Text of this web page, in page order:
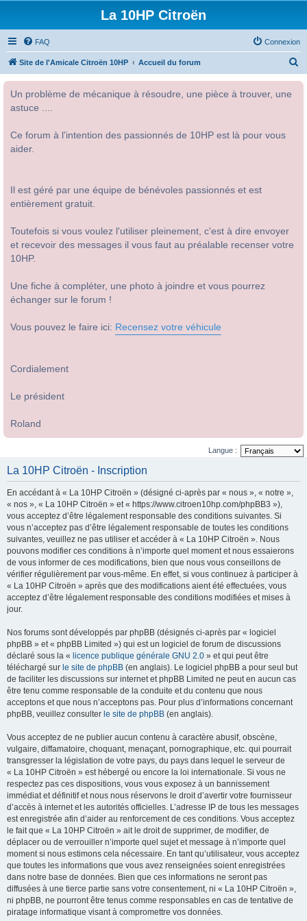
La 10HP Citroën
FAQ Connexion
Site de l'Amicale Citroën 10HP Accueil du forum
Un problème de mécanique à résoudre, une pièce à trouver, une
astuce ....
Ce forum à l'intention des passionnés de 10HP est là pour vous
aider.
Il est géré par une équipe de bénévoles passionnés et est
entièrement gratuit.
Toutefois si vous voulez l'utiliser pleinement, c'est à dire envoyer
et recevoir des messages il vous faut au préalable recenser votre
10HP.
Une fiche à compléter, une photo à joindre et vous pourrez
échanger sur le forum !
Vous pouvez le faire ici: Recensez votre véhicule
Cordialement
Le président
Roland
Langue :
La 10HP Citroën - Inscription
En accédant à « La 10HP Citroën » (désigné ci-après par « nous », « notre »,
« nos », « La 10HP Citroën » et « https://www.citroen10hp.com/phpBB3 »),
vous acceptez d’être légalement responsable des conditions suivantes. Si
vous n’acceptez pas d’être légalement responsable de toutes les conditions
suivantes, veuillez ne pas utiliser et accéder à « La 10HP Citroën ». Nous
pouvons modifier ces conditions à n’importe quel moment et nous essaierons
de vous informer de ces modifications, bien que nous vous conseillons de
vérifier régulièrement par vous-même. En effet, si vous continuez à participer à
« La 10HP Citroën » après que des modifications aient été effectuées, vous
acceptez d’être légalement responsable des conditions modifiées et mises à
jour.
Nos forums sont développés par phpBB (désignés ci-après par « logiciel
phpBB » et « phpBB Limited ») qui est un logiciel de forum de discussions
déclaré sous la « licence publique générale GNU 2.0 » et qui peut être
téléchargé sur le site de phpBB (en anglais). Le logiciel phpBB a pour seul but
de faciliter les discussions sur internet et phpBB Limited ne peut en aucun cas
être tenu comme responsable de la conduite et du contenu que nous
acceptons et que nous n’acceptons pas. Pour plus d’informations concernant
phpBB, veuillez consulter le site de phpBB (en anglais).
Vous acceptez de ne publier aucun contenu à caractère abusif, obscène,
vulgaire, diffamatoire, choquant, menaçant, pornographique, etc. qui pourrait
transgresser la législation de votre pays, du pays dans lequel le serveur de
« La 10HP Citroën » est hébergé ou encore la loi internationale. Si vous ne
respectez pas ces dispositions, vous vous exposez à un bannissement
immédiat et définitif et nous nous réservons le droit d’avertir votre fournisseur
d’accès à internet et les autorités officielles. L’adresse IP de tous les messages
est enregistrée afin d’aider au renforcement de ces conditions. Vous acceptez
le fait que « La 10HP Citroën » ait le droit de supprimer, de modifier, de
déplacer ou de verrouiller n’importe quel sujet et message à n’importe quel
moment si nous estimons cela nécessaire. En tant qu’utilisateur, vous acceptez
que toutes les informations que vous avez renseignées soient enregistrées
dans notre base de données. Bien que ces informations ne seront pas
diffusées à une tierce partie sans votre consentement, ni « La 10HP Citroën »,
ni phpBB, ne pourront être tenus comme responsables en cas de tentative de
piratage informatique visant à compromettre vos données.